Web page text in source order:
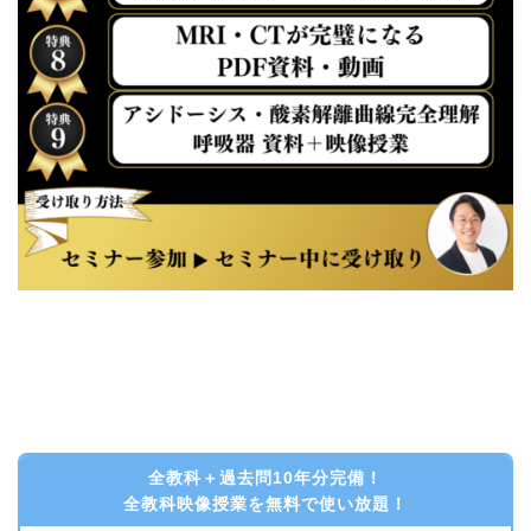
全教科＋過去問10年分完備！
全教科映像授業を無料で使い放題！